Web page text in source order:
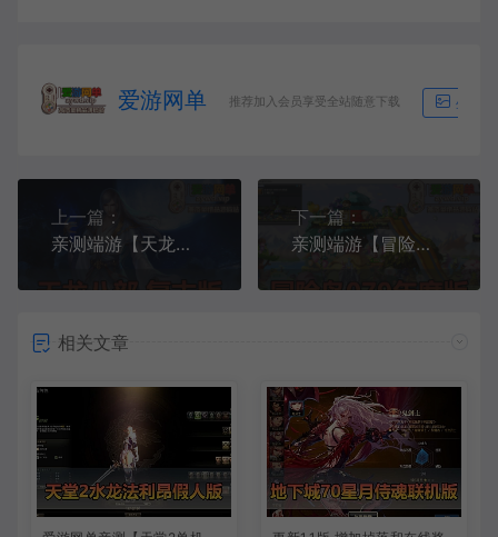
爱游网单 推荐加入会员享受全站随意下载 生成海
上一篇：
亲测端游【天龙八部】豪侠复古11门派虚拟机一键端视频安装教程GM工具
下一篇：
亲测端游【冒险岛】079怀旧年度版视频安装教程GM后台免虚拟机本机启动
相关文章